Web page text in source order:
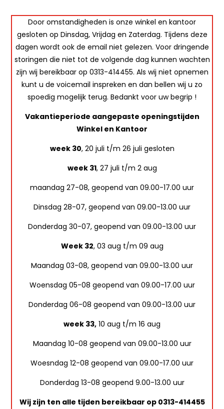
Door omstandigheden is onze winkel en kantoor
gesloten op Dinsdag, Vrijdag en Zaterdag. Tijdens deze
dagen wordt ook de email niet gelezen. Voor dringende
storingen die niet tot de volgende dag kunnen wachten
zijn wij bereikbaar op 0313-414455. Als wij niet opnemen
kunt u de voicemail inspreken en dan bellen wij u zo
spoedig mogelijk terug. Bedankt voor uw begrip !
Vakantieperiode aangepaste openingstijden
Winkel en Kantoor
week 30, 20 juli t/m 26 juli gesloten
week 31, 27 juli t/m 2 aug
maandag 27-08, geopend van 09.00-17.00 uur
Dinsdag 28-07, geopend van 09.00-13.00 uur
Donderdag 30-07, geopend van 09.00-13.00 uur
Week 32, 03 aug t/m 09 aug
Maandag 03-08, geopend van 09.00-13.00 uur
Woensdag 05-08 geopend van 09.00-17.00 uur
Donderdag 06-08 geopend van 09.00-13.00 uur
week 33, 10 aug t/m 16 aug
Maandag 10-08 geopend van 09.00-13.00 uur
Woesndag 12-08 geopend van 09.00-17.00 uur
Donderdag 13-08 geopend 9.00-13.00 uur
Wij zijn ten alle tijden bereikbaar op 0313-414455